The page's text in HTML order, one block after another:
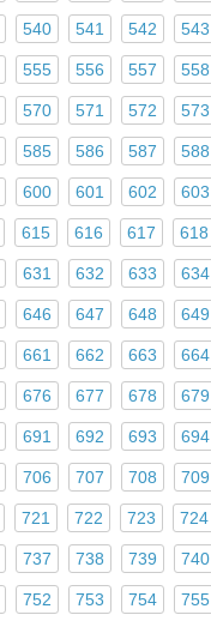
540 541 542 543
555 556 557 558
570 571 572 573
585 586 587 588
600 601 602 603
615 616 617 618
631 632 633 634
646 647 648 649
661 662 663 664
676 677 678 679
691 692 693 694
706 707 708 709
721 722 723 724
737 738 739 740
752 753 754 755